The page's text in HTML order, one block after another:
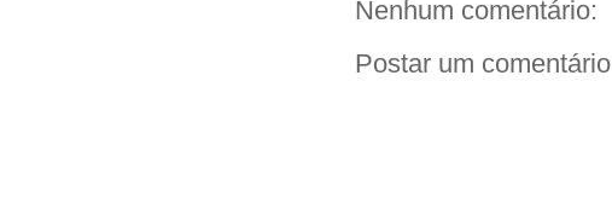
Nenhum comentário:
Postar um comentário